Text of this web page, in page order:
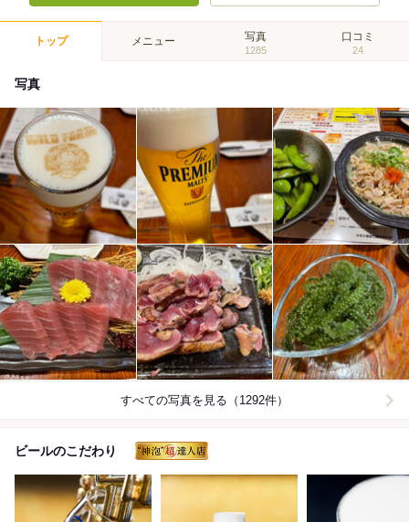
トップ メニュー 写真
1285
口コミ
24
写真
すべての写真を見る（1292件）
ビールのこだわり